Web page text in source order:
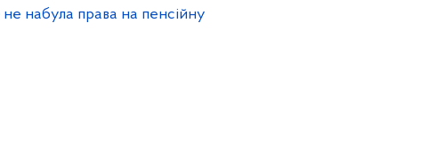
не набула права на пенсійну